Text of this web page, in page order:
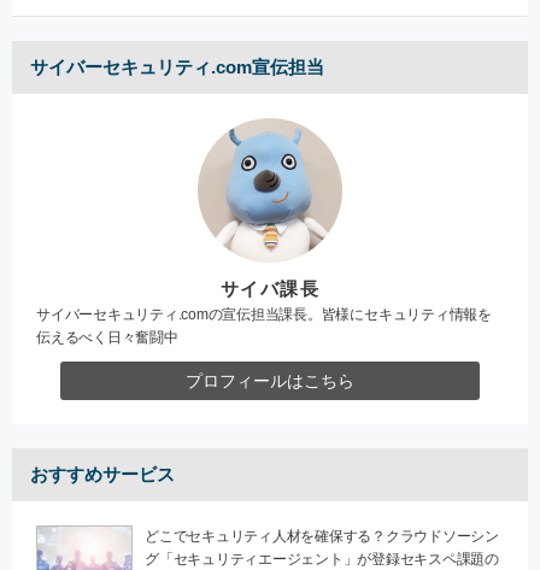
サイバーセキュリティ.com宣伝担当
サイバ課長
サイバーセキュリティ.comの宣伝担当課長。皆様にセキュリティ情報を
伝えるべく日々奮闘中
プロフィールはこちら
おすすめサービス
どこでセキュリティ人材を確保する？クラウドソーシン
グ「セキュリティエージェント」が登録セキスペ課題の